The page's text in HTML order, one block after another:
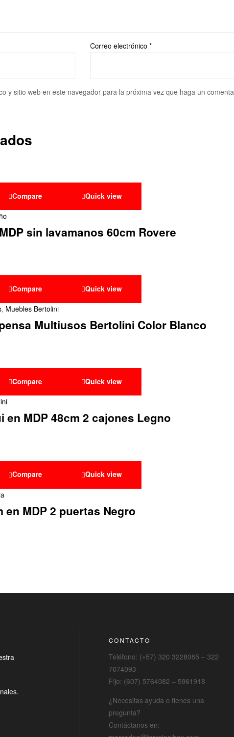
Correo electrónico *
y sitio web en este navegador para la próxima vez que haga un
Compare Quick view
sin lavamanos 60cm Rovere
Compare Quick view
, Muebles Bertolini
Multiusos Bertolini Color Blanco
Compare Quick view
en MDP 48cm 2 cajones Legno
Compare Quick view
en MDP 2 puertas Negro
CONTACTO
Teléfono: (+57) 320 3228085 – 322
7074093
Fijo: (607) 5764082 – 5961918
¿Necesitas ayuda o tienes una
pregunta?
Contáctanos en: